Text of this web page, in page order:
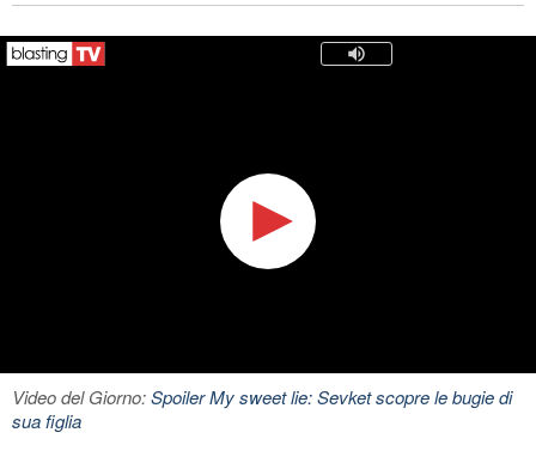
Video del Giorno:Spoiler My sweet lie: Sevket scopre le bugie di
sua figlia